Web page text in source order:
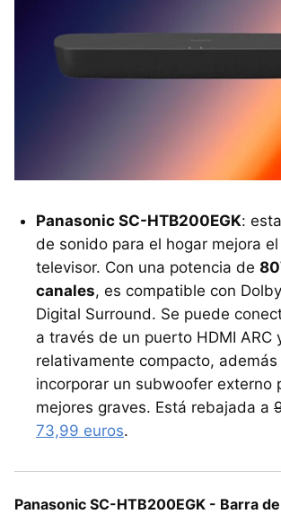
Panasonic SC-HTB200EGK:
de sonido para el hogar mejora
televisor. Con una potencia de
canales, es compatible con
Digital Surround. Se puede
a través de un puerto HDMI ARC
relativamente compacto,
incorporar un subwoofer externo
mejores graves. Está rebajada a
73,99 euros.
Panasonic SC-HTB200EGK - Barra de